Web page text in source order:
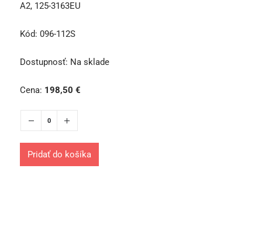
A2, 125-3163EU
Kód: 096-112S
Dostupnosť: Na sklade
Cena: 198,50 €
Pridať do košíka